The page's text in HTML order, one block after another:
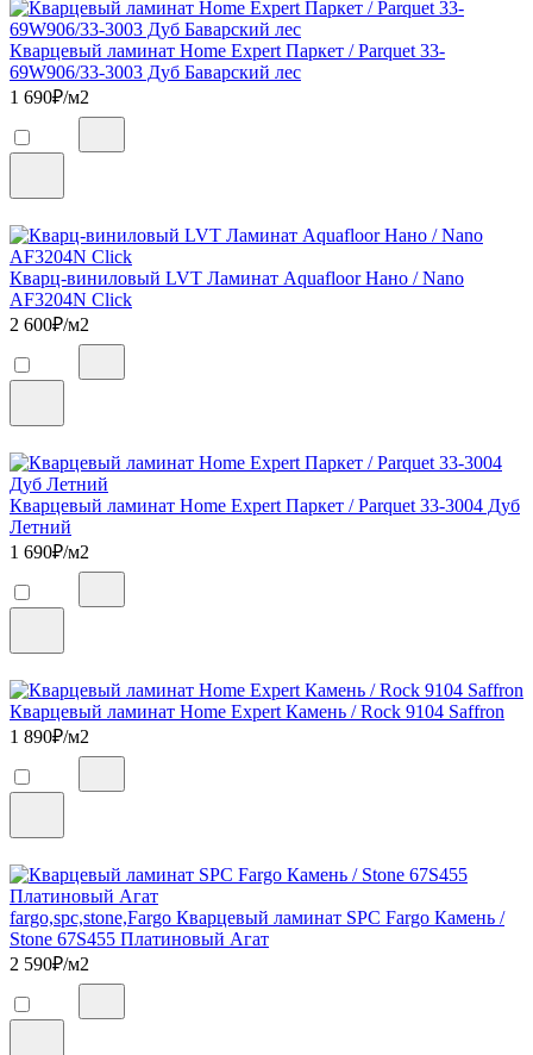
Кварцевый ламинат Home Expert Паркет / Parquet 33-
69W906/33-3003 Дуб Баварский лес
1 690₽/м2
Кварц-виниловый LVT Ламинат Aquafloor Нано / Nano
AF3204N Click
2 600₽/м2
Кварцевый ламинат Home Expert Паркет / Parquet 33-3004 Дуб
Летний
1 690₽/м2
Кварцевый ламинат Home Expert Камень / Rock 9104 Saffron
1 890₽/м2
fargo,spc,stone,Fargo Кварцевый ламинат SPC Fargo Камень /
Stone 67S455 Платиновый Агат
2 590₽/м2